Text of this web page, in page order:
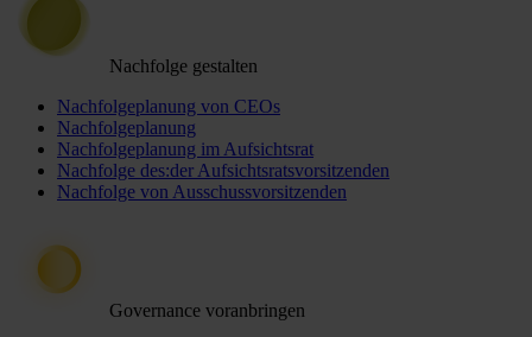
Nachfolge gestalten
Nachfolgeplanung von CEOs
Nachfolgeplanung
Nachfolgeplanung im Aufsichtsrat
Nachfolge des:der Aufsichtsratsvorsitzenden
Nachfolge von Ausschussvorsitzenden
Governance voranbringen